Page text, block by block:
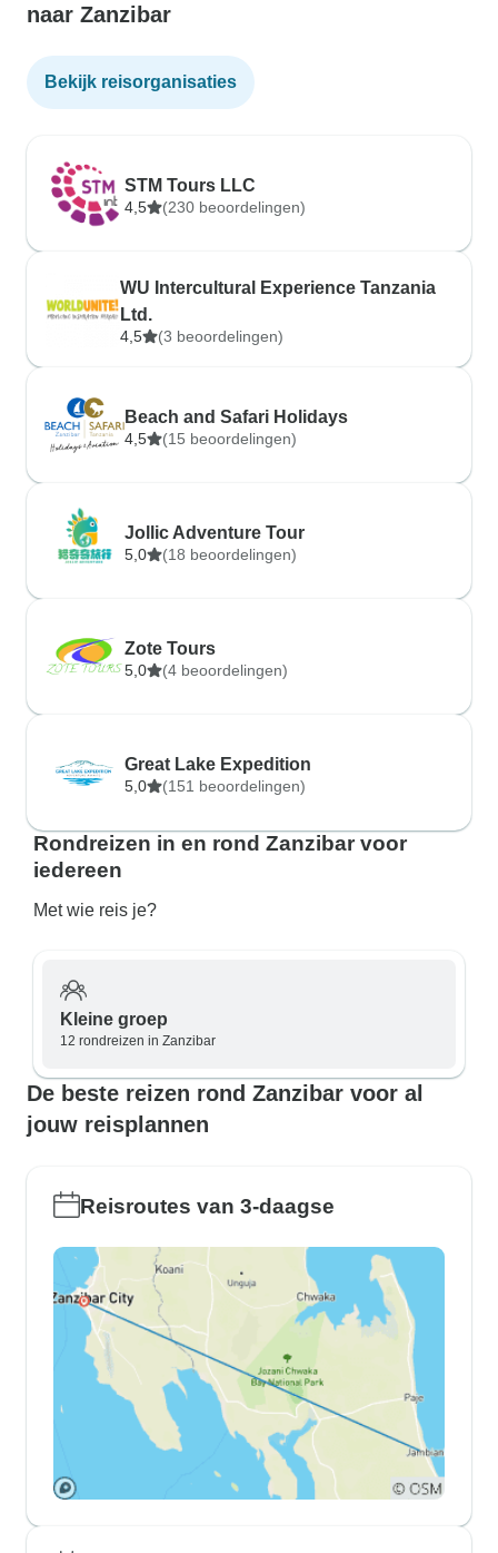
naar Zanzibar
Bekijk reisorganisaties
STM Tours LLC
4,5 (230 beoordelingen)
WU Intercultural Experience Tanzania
Ltd.
4,5 (3 beoordelingen)
Beach and Safari Holidays
4,5 (15 beoordelingen)
Jollic Adventure Tour
5,0 (18 beoordelingen)
Zote Tours
5,0 (4 beoordelingen)
Great Lake Expedition
5,0 (151 beoordelingen)
Rondreizen in en rond Zanzibar voor
iedereen
Met wie reis je?
Kleine groep
12 rondreizen in Zanzibar
De beste reizen rond Zanzibar voor al
jouw reisplannen
Reisroutes van 3-daagse